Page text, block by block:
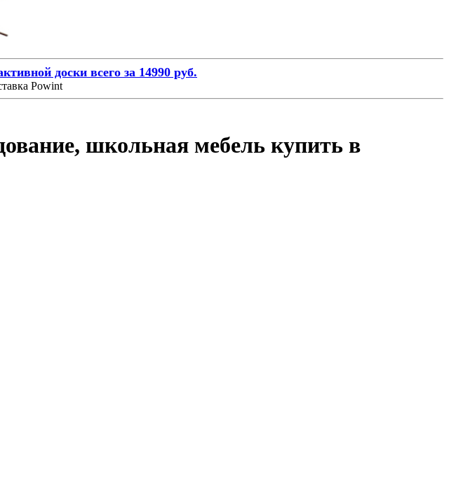
доски всего за 14990 руб.
школьная мебель купить в